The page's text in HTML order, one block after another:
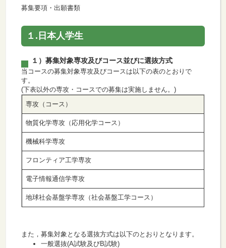
募集要項・出願書類
１.日本人学生
１）募集対象専攻及びコース並びに選抜方式
当コースの募集対象専攻及びコースは以下の表のとおりで
す。
(下表以外の専攻・コースでの募集は実施しません。)
専攻（コース）
物質化学専攻（応用化学コース）
機械科学専攻
フロンティア工学専攻
電子情報通信学専攻
地球社会基盤学専攻（社会基盤工学コース）
また，募集対象となる選抜方式は以下のとおりとなります。
一般選抜(A試験及びB試験)